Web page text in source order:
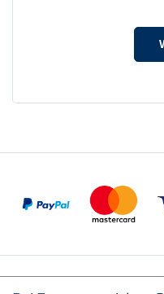
Wir akzeptieren: PayPal,